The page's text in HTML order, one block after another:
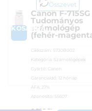
Összevet
KOSÁRBA
Canon F-715SG
Tudományos
számológép
(fehér-
Cikkszám: 5730B002
Kategória: Számológépek
Gyártó: Canon
Garanciaidő: 12 hónap
ÁFA:
27%
Azonosító: 55607